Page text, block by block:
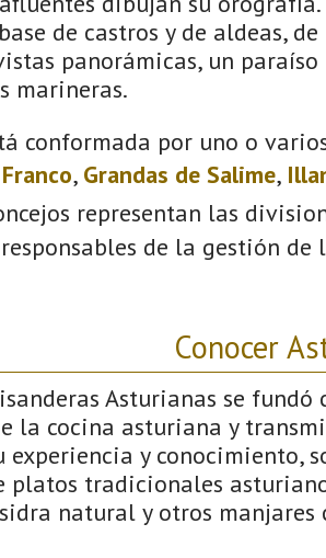
de castros y de aldeas,
panorámicas, un
marineras.
conformada por uno o
, Grandas de Salime,
representan las
de la gestión de
Conocer
Asturianas se
la cocina asturiana y
experiencia y conocimiento,
platos tradicionales
natural y otros